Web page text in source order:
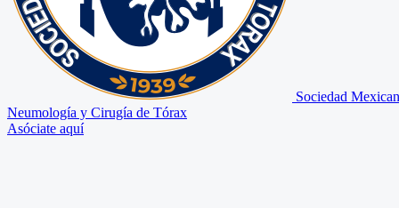
Sociedad
Neumología y Cirugía de Tórax
Asóciate aquí